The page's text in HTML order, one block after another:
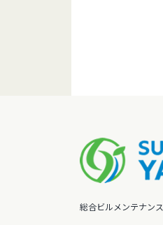
総合ビルメンテナンス